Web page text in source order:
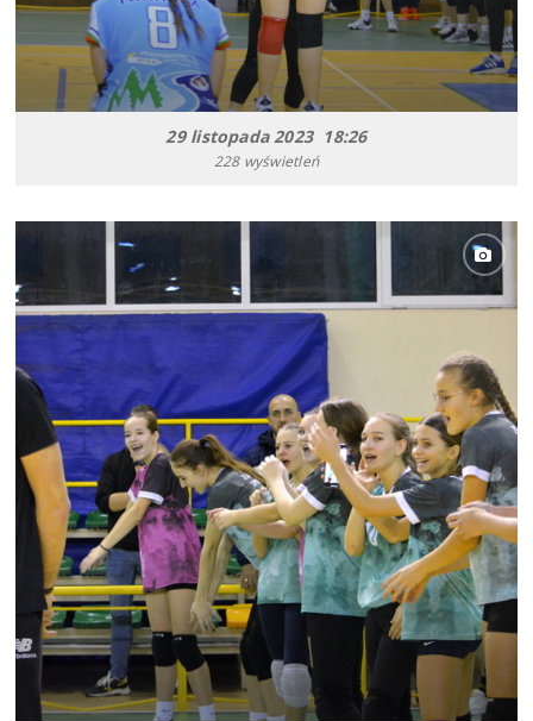
29 listopada 2023 18:26
228 wyświetleń